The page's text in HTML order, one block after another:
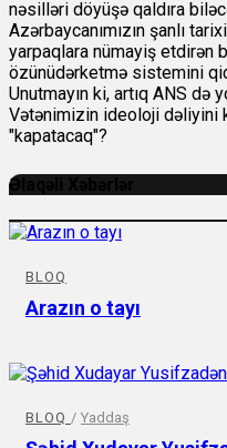
nəsilləri döyüşə qaldıra
Azərbaycanımızın şanlı
yarpaqlara nümayiş etdirən
özünüdərketmə sistemini
Unutmayın ki, artıq ANS də
Vətənimizin ideoloji dəliyini
"kapatacaq"?
Əlaqəli Xəbərlər
BLOQ
Arazın o tayı
BLOQ / Yaddaş